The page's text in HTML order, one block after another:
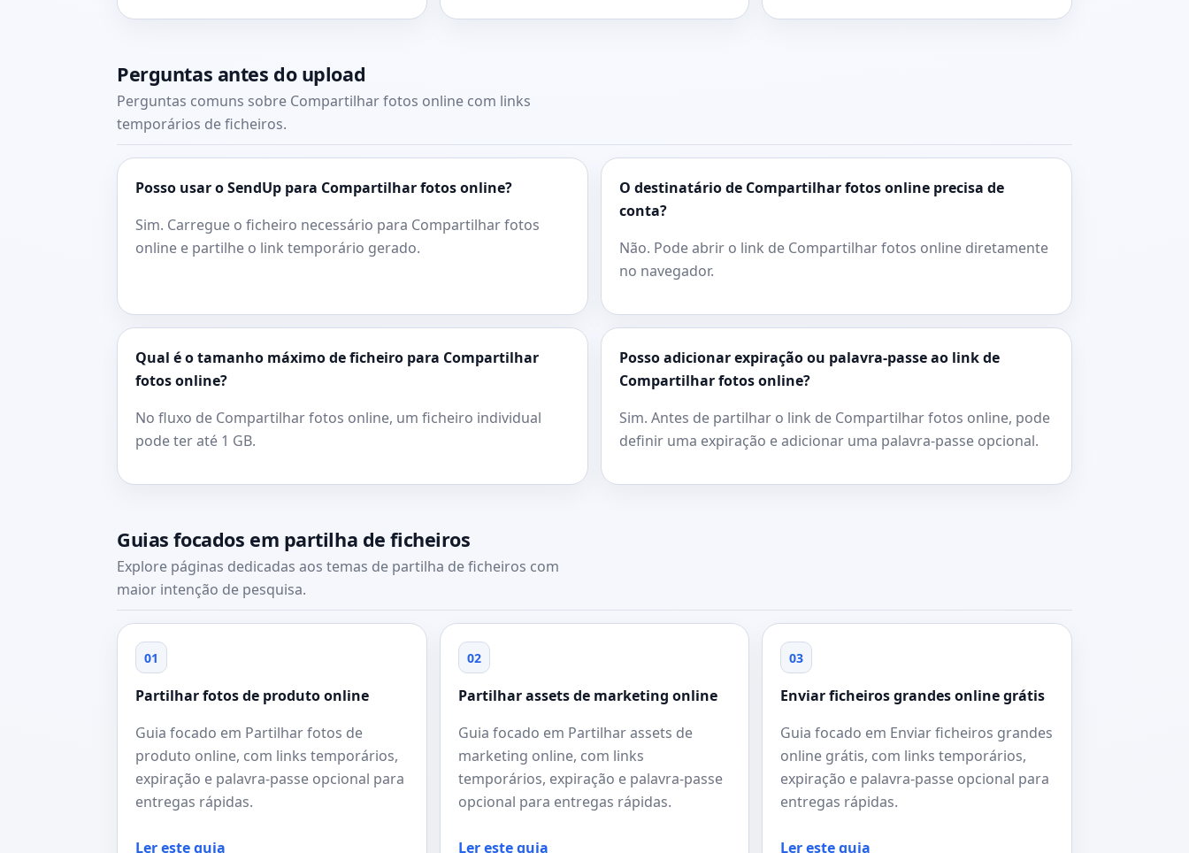
Perguntas antes do upload
Perguntas comuns sobre Compartilhar fotos online com links
temporários de ficheiros.
Posso usar o SendUp para Compartilhar fotos online?
Sim. Carregue o ficheiro necessário para Compartilhar fotos
online e partilhe o link temporário gerado.
O destinatário de Compartilhar fotos online precisa de
conta?
Não. Pode abrir o link de Compartilhar fotos online diretamente
no navegador.
Qual é o tamanho máximo de ficheiro para Compartilhar
fotos online?
No fluxo de Compartilhar fotos online, um ficheiro individual
pode ter até 1 GB.
Posso adicionar expiração ou palavra-passe ao link de
Compartilhar fotos online?
Sim. Antes de partilhar o link de Compartilhar fotos online, pode
definir uma expiração e adicionar uma palavra-passe opcional.
Guias focados em partilha de ficheiros
Explore páginas dedicadas aos temas de partilha de ficheiros com
maior intenção de pesquisa.
01
Partilhar fotos de produto online
Guia focado em Partilhar fotos de
produto online, com links temporários,
expiração e palavra-passe opcional para
entregas rápidas.
Ler este guia
02
Partilhar assets de marketing online
Guia focado em Partilhar assets de
marketing online, com links
temporários, expiração e palavra-passe
opcional para entregas rápidas.
Ler este guia
03
Enviar ficheiros grandes online grátis
Guia focado em Enviar ficheiros grandes
online grátis, com links temporários,
expiração e palavra-passe opcional para
entregas rápidas.
Ler este guia